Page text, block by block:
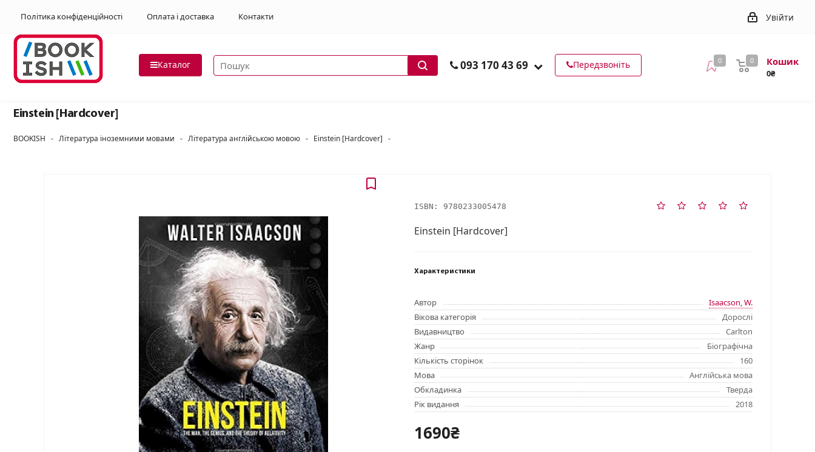
Політика конфіденційності Оплата і доставка Контакти Увійти
Каталог Пошук товарів 093 170 43 69 Передзвоніть 0 Кошик
0₴
0
Einstein [Hardcover]
BOOKISH - Література іноземними мовами - Література англійською мовою - Einstein [Hardcover] -
ISBN: 9780233005478
Einstein [Hardcover]
Характеристики
Автор
Isaacson, W.
Вікова категорія
Дорослі
Видавництво
Carlton
Жанр
Біографічна
Кількість сторінок
160
Мова
Англійська мова
Обкладинка
Тверда
Рік видання
2018
1690₴